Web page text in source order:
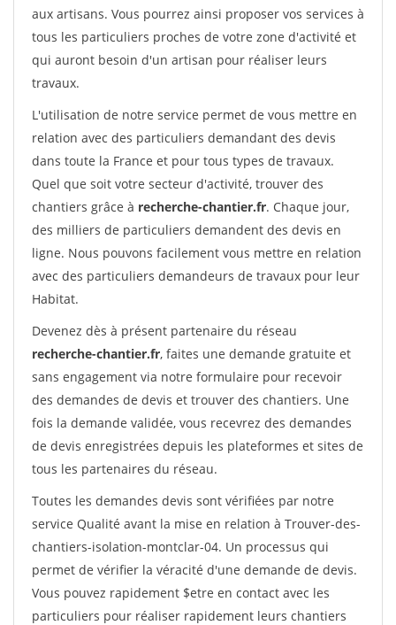
aux artisans. Vous pourrez ainsi proposer vos services à
tous les particuliers proches de votre zone d'activité et
qui auront besoin d'un artisan pour réaliser leurs
travaux.
L'utilisation de notre service permet de vous mettre en
relation avec des particuliers demandant des devis
dans toute la France et pour tous types de travaux.
Quel que soit votre secteur d'activité, trouver des
chantiers grâce à recherche-chantier.fr. Chaque jour,
des milliers de particuliers demandent des devis en
ligne. Nous pouvons facilement vous mettre en relation
avec des particuliers demandeurs de travaux pour leur
Habitat.
Devenez dès à présent partenaire du réseau
recherche-chantier.fr, faites une demande gratuite et
sans engagement via notre formulaire pour recevoir
des demandes de devis et trouver des chantiers. Une
fois la demande validée, vous recevrez des demandes
de devis enregistrées depuis les plateformes et sites de
tous les partenaires du réseau.
Toutes les demandes devis sont vérifiées par notre
service Qualité avant la mise en relation à Trouver-des-
chantiers-isolation-montclar-04. Un processus qui
permet de vérifier la véracité d'une demande de devis.
Vous pouvez rapidement $etre en contact avec les
particuliers pour réaliser rapidement leurs chantiers